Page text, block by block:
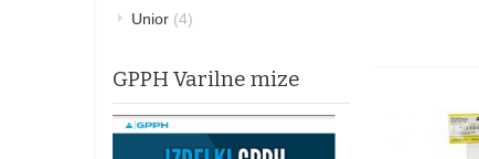
Unior (4)
GPPH Varilne mize